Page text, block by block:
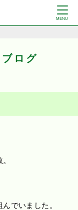
ログ
でいました。